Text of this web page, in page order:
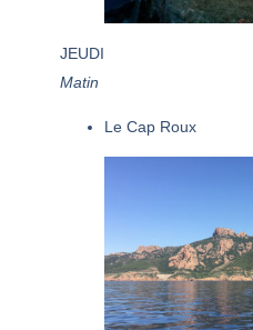
JEUDI
Matin
Le Cap Roux